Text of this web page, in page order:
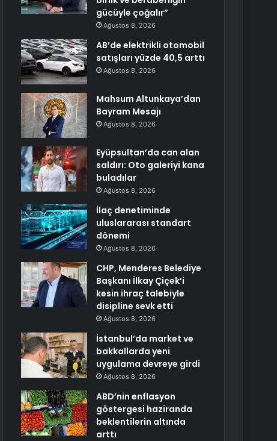
gücüyle çoğalır”
Ağustos 8, 2026
AB’de elektrikli otomobil
satışları yüzde 40,5 arttı
Ağustos 8, 2026
Mahsum Altunkaya’dan
Bayram Mesajı
Ağustos 8, 2026
Eyüpsultan’da can alan
saldırı: Oto galeriyi kana
buladılar
Ağustos 8, 2026
İlaç denetiminde
uluslararası standart
dönemi
Ağustos 8, 2026
CHP, Menderes Belediye
Başkanı İlkay Çiçek’i
kesin ihraç talebiyle
disipline sevk etti
Ağustos 8, 2026
İstanbul’da market ve
bakkallarda yeni
uygulama devreye girdi
Ağustos 8, 2026
ABD’nin enflasyon
göstergesi haziranda
beklentilerin altında
arttı